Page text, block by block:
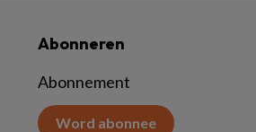
Abonneren
Abonnement
Word abonnee